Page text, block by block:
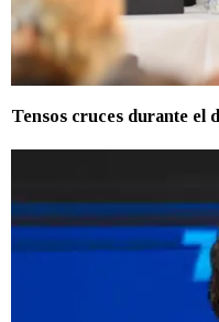
Tensos cruces durante el